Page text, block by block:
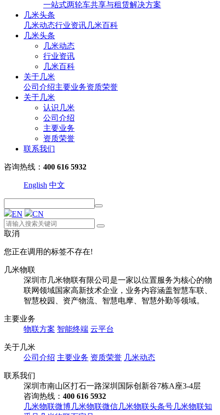
一站式两轮车共享与租赁解决方案
几米头条
几米动态行业资讯几米百科
几米头条
几米动态
行业资讯
几米百科
关于几米
公司介绍主要业务资质荣誉
关于几米
认识几米
公司介绍
主要业务
资质荣誉
联系我们
咨询热线： 400 616 5932
English 中文
EN CN
取消
您正在调用的标签不存在!
几米物联
深圳市几米物联有限公司是一家以位置服务为核心的物
联网领域国家高新技术企业，业务内容涵盖智慧车联、
智慧校园、资产物流、智慧电摩、智慧外勤等领域。
主要业务
物联方案 智能终端 云平台
关于几米
公司介绍 主要业务 资质荣誉 几米动态
联系我们
深圳市南山区打石一路深圳国际创新谷7栋A座3-4层
咨询热线： 400 616 5932
几米物联微博几米物联微信几米物联头条号几米物联知